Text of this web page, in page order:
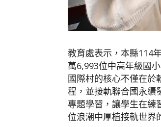
教育處表示，本縣114
萬6,993位中高年級國
國際村的核心不僅在於
程，並接軌聯合國永續
專題學習，讓學生在練
位浪潮中厚植接軌世界